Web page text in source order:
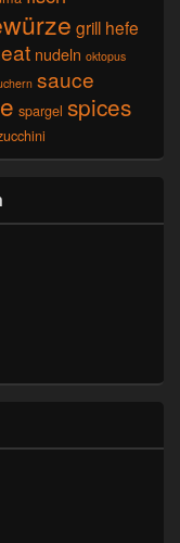
grill hefe
nudeln oktopus
sauce
spargel spices